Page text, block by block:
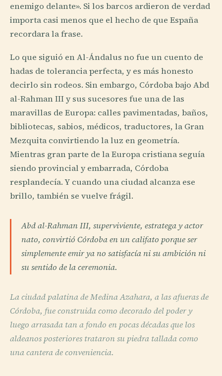
enemigo delante». Si los barcos ardieron de verdad
importa casi menos que el hecho de que España
recordara la frase.
Lo que siguió en Al-Ándalus no fue un cuento de
hadas de tolerancia perfecta, y es más honesto
decirlo sin rodeos. Sin embargo, Córdoba bajo Abd
al-Rahman III y sus sucesores fue una de las
maravillas de Europa: calles pavimentadas, baños,
bibliotecas, sabios, médicos, traductores, la Gran
Mezquita convirtiendo la luz en geometría.
Mientras gran parte de la Europa cristiana seguía
siendo provincial y embarrada, Córdoba
resplandecía. Y cuando una ciudad alcanza ese
brillo, también se vuelve frágil.
Abd al-Rahman III, superviviente, estratega y actor
nato, convirtió Córdoba en un califato porque ser
simplemente emir ya no satisfacía ni su ambición ni
su sentido de la ceremonia.
La ciudad palatina de Medina Azahara, a las afueras de
Córdoba, fue construida como decorado del poder y
luego arrasada tan a fondo en pocas décadas que los
aldeanos posteriores trataron su piedra tallada como
una cantera de conveniencia.